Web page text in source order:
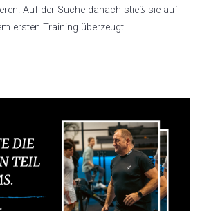
Auf der Suche danach stieß sie auf
ersten Training überzeugt.